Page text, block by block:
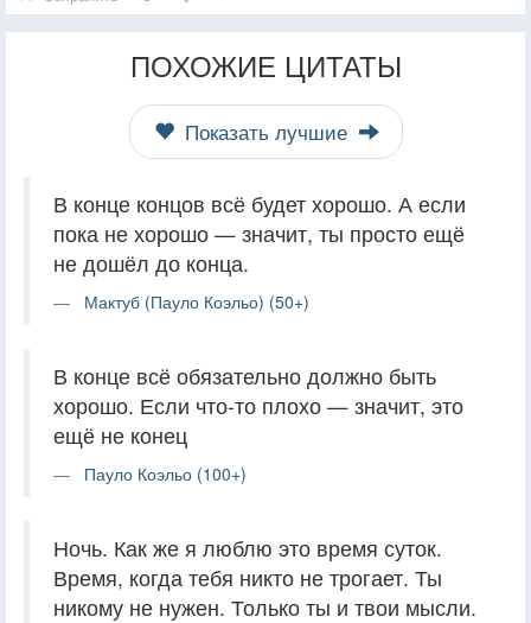
ПОХОЖИЕ ЦИТАТЫ
Показать лучшие
В конце концов всё будет хорошо. А если
пока не хорошо — значит, ты просто ещё
не дошёл до конца.
Мактуб (Пауло Коэльо) (50+)
В конце всё обязательно должно быть
хорошо. Если что-то плохо — значит, это
ещё не конец
Пауло Коэльо (100+)
Ночь. Как же я люблю это время суток.
Время, когда тебя никто не трогает. Ты
никому не нужен. Только ты и твои мысли.